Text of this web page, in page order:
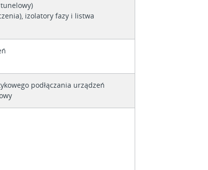
tunelowy)
izolatory fazy i listwa
podłączania urządzeń